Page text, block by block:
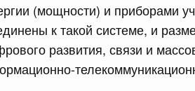
(мощности) и приборами
к такой системе, и
развития, связи и
Федерации от 22.07.2026
Российской Федерации от 28